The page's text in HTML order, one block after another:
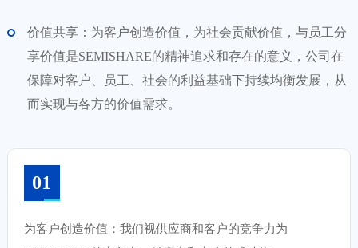
价值共享：为客户创造价值，为社会贡献价值，与员工分
享价值是SEMISHARE的精神追求和存在的意义，公司在
保障对客户、员工、社会的利益基础下持续均衡发展，从
而实现与各方的价值需求。
01
为客户创造价值：我们视供应商和客户的竞争力为